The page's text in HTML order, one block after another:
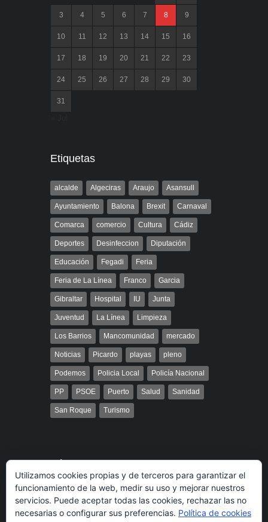
3 4 5 6 7 8 9
10 11 12 13 14 15 16
17 18 19 20 21 22 23
24 25 26 27 28 29 30
31
Etiquetas
alcalde Algeciras Araujo Asansull
Ayuntamiento Balona Brexit Carnaval
Comarca comercio Cultura Cádiz
Deportes Desinfeccion Diputación
Educación Fegadi Feria
Feria de La Línea Franco Garcia
Gibraltar Hospital IU Junta
Juventud La Línea Limpieza
Los Barrios Mancomunidad mercado
Noticias Picardo playas pleno
Podemos Policia Local Policía Nacional
PP PSOE Puerto Salud Sanidad
San Roque Turismo
Búsqueda
Utilizamos cookies propias y de terceros para garantizar el
funcionamiento de la web, medir su uso y mejorar nuestros
servicios. Puede aceptar todas las cookies, rechazar las no
necesarias o configurar sus preferencias. Política de cookies